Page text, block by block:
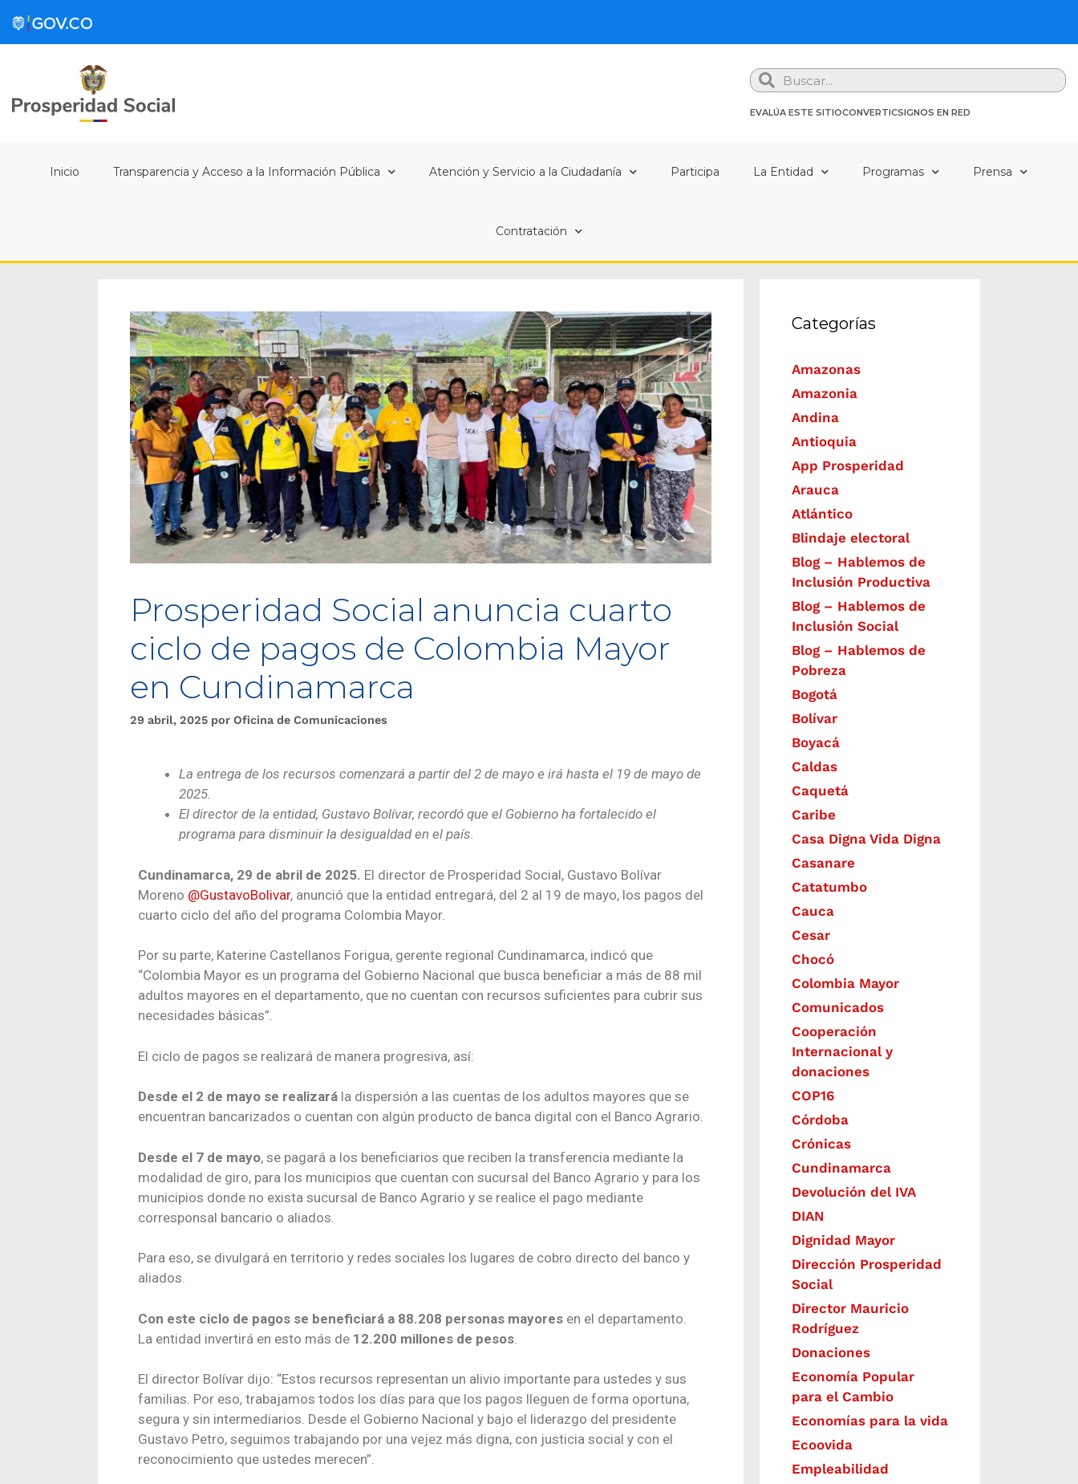
Search
EVALÚA ESTE SITIOCONVERTICSIGNOS EN RED
Inicio Transparencia y Acceso a la Información Pública Atención y Servicio a la Ciudadanía Participa La Entidad Programas Prensa
Contratación
Prosperidad Social anuncia cuarto
ciclo de pagos de Colombia Mayor
en Cundinamarca
29 abril, 2025 por Oficina de Comunicaciones
La entrega de los recursos comenzará a partir del 2 de mayo e irá hasta el 19 de mayo de
2025.
El director de la entidad, Gustavo Bolívar, recordó que el Gobierno ha fortalecido el
programa para disminuir la desigualdad en el país.
Cundinamarca, 29 de abril de 2025. El director de Prosperidad Social, Gustavo Bolívar
Moreno @GustavoBolivar, anunció que la entidad entregará, del 2 al 19 de mayo, los pagos del
cuarto ciclo del año del programa Colombia Mayor.
Por su parte, Katerine Castellanos Forigua, gerente regional Cundinamarca, indicó que
“Colombia Mayor es un programa del Gobierno Nacional que busca beneficiar a más de 88 mil
adultos mayores en el departamento, que no cuentan con recursos suficientes para cubrir sus
necesidades básicas”.
El ciclo de pagos se realizará de manera progresiva, así:
Desde el 2 de mayo se realizará la dispersión a las cuentas de los adultos mayores que se
encuentran bancarizados o cuentan con algún producto de banca digital con el Banco Agrario.
Desde el 7 de mayo, se pagará a los beneficiarios que reciben la transferencia mediante la
modalidad de giro, para los municipios que cuentan con sucursal del Banco Agrario y para los
municipios donde no exista sucursal de Banco Agrario y se realice el pago mediante
corresponsal bancario o aliados.
Para eso, se divulgará en territorio y redes sociales los lugares de cobro directo del banco y
aliados.
Con este ciclo de pagos se beneficiará a 88.208 personas mayores en el departamento.
La entidad invertirá en esto más de 12.200 millones de pesos
El director Bolívar dijo: “Estos recursos representan un alivio importante para ustedes y sus
familias. Por eso, trabajamos todos los días para que los pagos lleguen de forma oportuna,
segura y sin intermediarios. Desde el Gobierno Nacional y bajo el liderazgo del presidente
Gustavo Petro, seguimos trabajando por una vejez más digna, con justicia social y con el
reconocimiento que ustedes merecen”.
Categorías
Amazonas
Amazonia
Andina
Antioquia
App Prosperidad
Arauca
Atlántico
Blindaje electoral
Blog – Hablemos de
Inclusión Productiva
Blog – Hablemos de
Inclusión Social
Blog – Hablemos de
Pobreza
Bogotá
Bolívar
Boyacá
Caldas
Caquetá
Caribe
Casa Digna Vida Digna
Casanare
Catatumbo
Cauca
Cesar
Chocó
Colombia Mayor
Comunicados
Cooperación
Internacional y
donaciones
COP16
Córdoba
Crónicas
Cundinamarca
Devolución del IVA
DIAN
Dignidad Mayor
Dirección Prosperidad
Social
Director Mauricio
Rodríguez
Donaciones
Economía Popular
para el Cambio
Economías para la vida
Ecoovida
Empleabilidad